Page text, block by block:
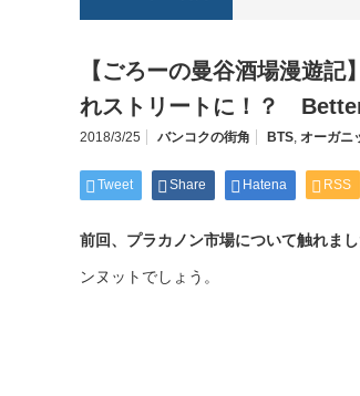
【ごろーの曼谷酒場漫遊
れストリートに！？
2018/3/25 バンコクの街角 BTS, オーガニ
Tweet Share Hatena RSS
前回、プラカノン市場について触れま
ンヌットでしょう。